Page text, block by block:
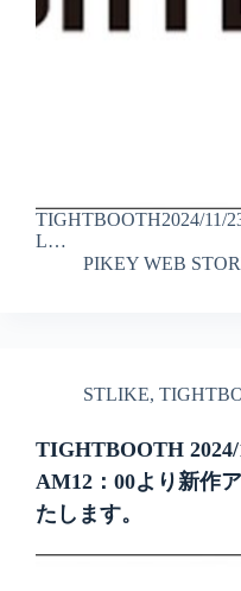
TIGHTBOOTH2024/11/
L…
PIKEY WEB
STLIKE,
TIGHTBOOTH 2024/
AM12：00より新作
たします。